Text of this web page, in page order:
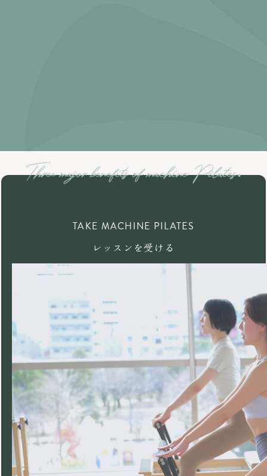
TAKE MACHINE PILATES
レッスンを受ける